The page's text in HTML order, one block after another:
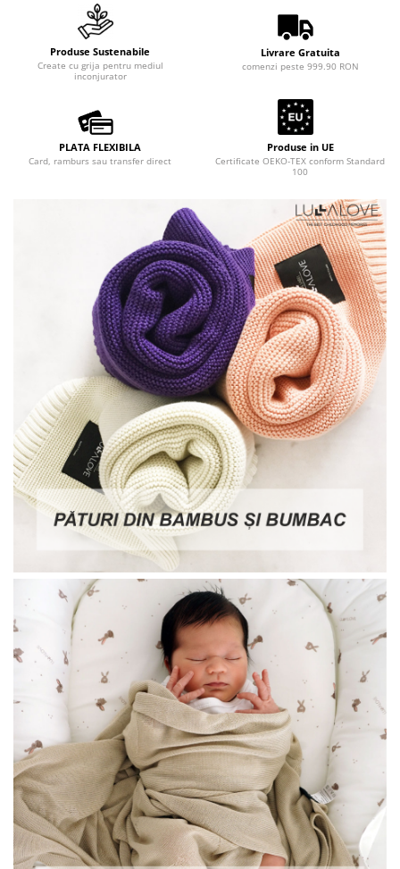
Suzete Silicon
Try It Bibs Denmark
Produse Sustenabile
Create cu grija pentru mediul
inconjurator
Livrare Gratuita
comenzi peste 999.90 RON
PLATA FLEXIBILA
Card, ramburs sau transfer direct
Produse in UE
Certificate OEKO-TEX conform Standard
100